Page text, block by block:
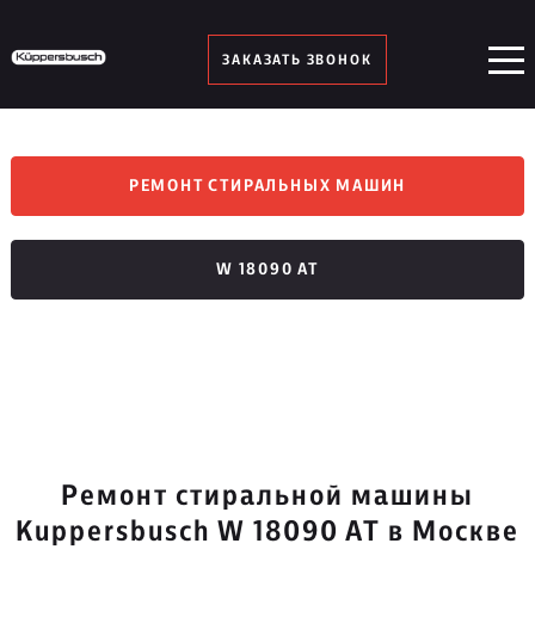
ЗАКАЗАТЬ ЗВОНОК
РЕМОНТ СТИРАЛЬНЫХ МАШИН
W 18090 AT
Ремонт стиральной машины
Kuppersbusch W 18090 AT в Москве